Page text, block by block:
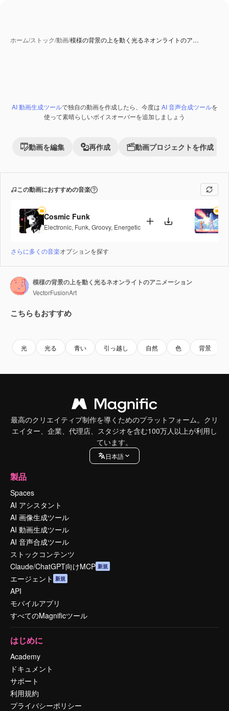
ホーム/ストック/動画/模様の背景の上を動く光るネオンライトのア…
PremiumAI 生成コンテンツ
AI 動画生成ツールで独自の動画を作成したら、今度は AI 音声合成ツールを
使って素晴らしいボイスオーバーを追加しましょう
動画を編集 再作成 動画プロジェクトを作成
この動画におすすめの音楽
Cosmic Funk
Electronic, Funk, Groovy, Energetic
さらに多くの音楽オプションを探す
模様の背景の上を動く光るネオンライトのアニメーション
VectorFusionArt
こちらもおすすめ
光 光る 青い 引っ越し 自然 色 背景
最高のクリエイティブ制作を導くためのプラットフォーム。クリ
エイター、企業、代理店、スタジオを含む100万人以上が利用し
ています。
日本語
製品
Spaces
AI アシスタント
AI 画像生成ツール
AI 動画生成ツール
AI 音声合成ツール
ストックコンテンツ
Claude/ChatGPT向けMCP 新規
エージェント 新規
API
モバイルアプリ
すべてのMagnificツール
はじめに
Academy
ドキュメント
サポート
利用規約
プライバシーポリシー